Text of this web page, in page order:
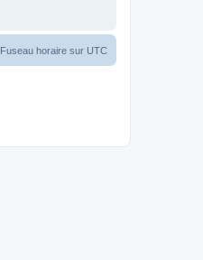
Fuseau horaire sur UTC